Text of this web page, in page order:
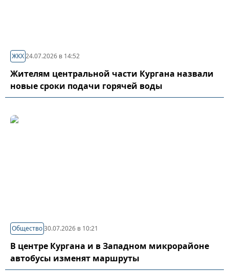
ЖКХ24.07.2026 в 14:52
Жителям центральной части Кургана назвали
новые сроки подачи горячей воды
Общество30.07.2026 в 10:21
В центре Кургана и в Западном микрорайоне
автобусы изменят маршруты